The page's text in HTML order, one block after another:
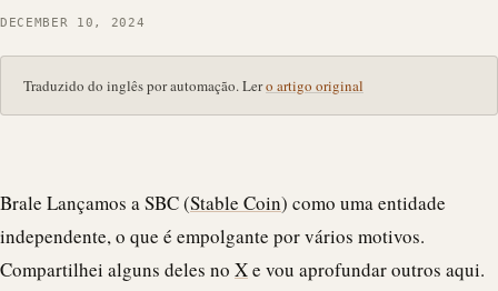
DECEMBER 10, 2024
Traduzido do inglês por automação. Lero artigo original
Brale Lançamos a SBC (Stable Coin) como uma entidade
independente, o que é empolgante por vários motivos.
Compartilhei alguns deles no Xe vou aprofundar outros aqui.